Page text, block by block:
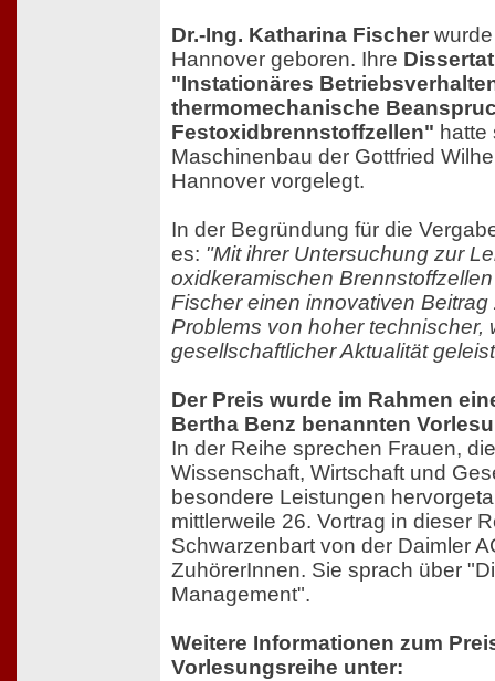
Dr.-Ing. Katharina Fischer
Hannover geboren. Ihre
"Instationäres
thermomechanische
Festoxidbrennstoffzellen" hatte
Maschinenbau der Gottfried
Hannover vorgelegt.
In der Begründung für die
es: "Mit ihrer Untersuchung zur
oxidkeramischen
Fischer einen innovativen
Problems von hoher technischer,
gesellschaftlicher Aktualität
Der Preis wurde im Rahmen
Bertha Benz benannten
In der Reihe sprechen Frauen,
Wissenschaft, Wirtschaft und
besondere Leistungen
mittlerweile 26. Vortrag in dieser
Schwarzenbart von der Daimler
ZuhörerInnen. Sie sprach über
Management".
Weitere Informationen zum
Vorlesungsreihe unter: